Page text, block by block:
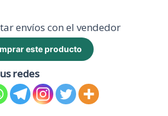
envíos con el vendedor
este producto
redes